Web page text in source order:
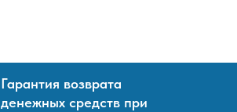
Гарантия возврата
денежных средств при